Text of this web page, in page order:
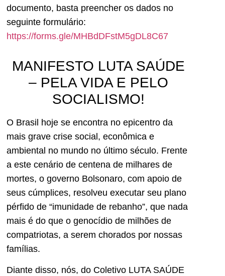
documento, basta preencher os dados no
seguinte formulário:
https://forms.gle/MHBdDFstM5gDL8C67
MANIFESTO LUTA SAÚDE
– PELA VIDA E PELO
SOCIALISMO!
O Brasil hoje se encontra no epicentro da
mais grave crise social, econômica e
ambiental no mundo no último século. Frente
a este cenário de centena de milhares de
mortes, o governo Bolsonaro, com apoio de
seus cúmplices, resolveu executar seu plano
pérfido de “imunidade de rebanho”, que nada
mais é do que o genocídio de milhões de
compatriotas, a serem chorados por nossas
famílias.
Diante disso, nós, do Coletivo LUTA SAÚDE